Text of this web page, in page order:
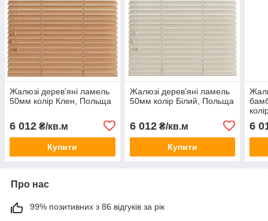
Жалюзі дерев'яні ламель
50мм колір Клен, Польща
6 012 ₴/кв.м
Купити
Жалюзі дерев'яні ламель
50мм колір Білий, Польща
6 012₴/кв.м
Купити
6
Про нас
99% позитивних з 86 відгуків за рік